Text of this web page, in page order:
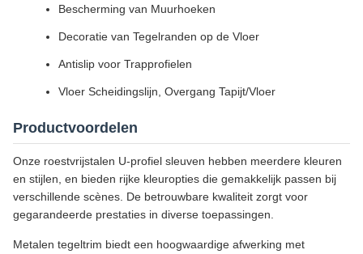
Bescherming van Muurhoeken
Decoratie van Tegelranden op de Vloer
Antislip voor Trapprofielen
Vloer Scheidingslijn, Overgang Tapijt/Vloer
Productvoordelen
Onze roestvrijstalen U-profiel sleuven hebben meerdere kleuren
en stijlen, en bieden rijke kleuropties die gemakkelijk passen bij
verschillende scènes. De betrouwbare kwaliteit zorgt voor
gegarandeerde prestaties in diverse toepassingen.
Metalen tegeltrim biedt een hoogwaardige afwerking met